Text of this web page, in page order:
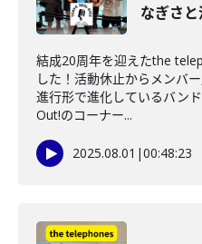
なぎさと
結成20周年を迎えたthe
した！活動休止からメンバ
進行形で進化しているバン
Out!のコーナー...
2025.08.01 |00:48:23